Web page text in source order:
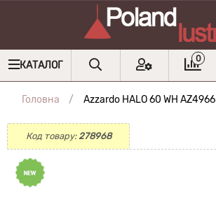
КАТАЛОГ
0
Головна Azzardo HALO 60 WH AZ4966
Код товару:278968